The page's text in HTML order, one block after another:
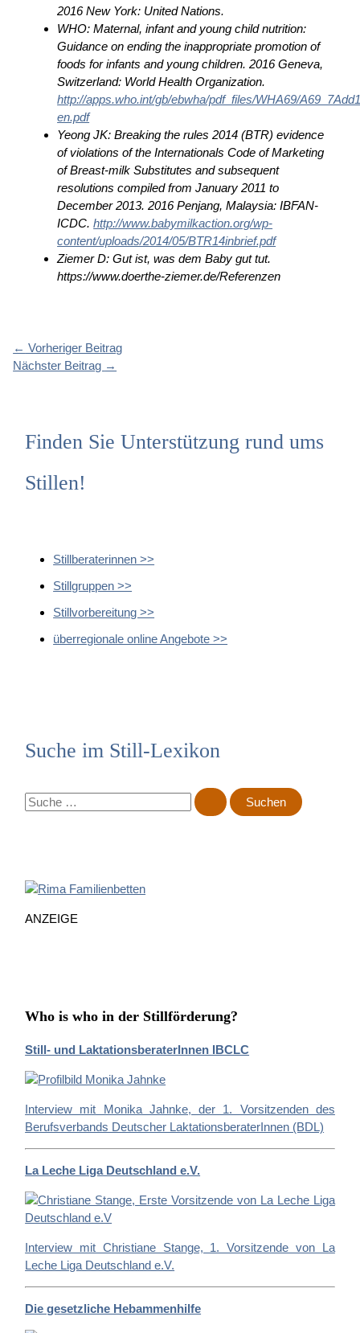
2016 New York: United Nations.
WHO: Maternal, infant and young child nutrition:
Guidance on ending the inappropriate promotion of
foods for infants and young children. 2016 Geneva,
Switzerland: World Health Organization.
http://apps.who.int/gb/ebwha/pdf_files/WHA69/
en.pdf
Yeong JK: Breaking the rules 2014 (BTR) evidence
of violations of the Internationals Code of Marketing
of Breast-milk Substitutes and subsequent
resolutions compiled from January 2011 to
December 2013. 2016 Penjang, Malaysia: IBFAN-
ICDC.http://www.babymilkaction.org/wp-
content/uploads/2014/05/BTR14inbrief.pdf
Ziemer D: Gut ist, was dem Baby gut tut.
https://www.doerthe-ziemer.de/Referenzen
← Vorheriger Beitrag
Nächster Beitrag →
Finden Sie Unterstützung rund ums
Stillen!
Stillberaterinnen >>
Stillgruppen >>
Stillvorbereitung >>
überregionale online Angebote >>
Suche im Still-Lexikon
S
u
n
a
ANZEIGE
Who is who in der Stillförderung?
Still- und LaktationsberaterInnen IBCLC
Interview mit Monika Jahnke, der 1. Vorsitzenden des
Berufsverbands Deutscher LaktationsberaterInnen (BDL)
La Leche Liga Deutschland e.V.
Interview mit Christiane Stange, 1. Vorsitzende von La
Leche Liga Deutschland e.V.
Die gesetzliche Hebammenhilfe